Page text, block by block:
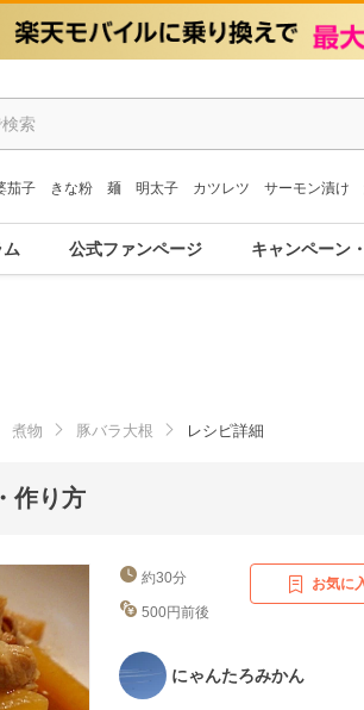
茄子 きな粉 麺 明太子 カツレツ サーモン漬け
ム 公式ファンページ キャンペーン
煮物 豚バラ大根 レシピ詳細
作り方
約30分
500円前後
お気に
にゃんたろみかん